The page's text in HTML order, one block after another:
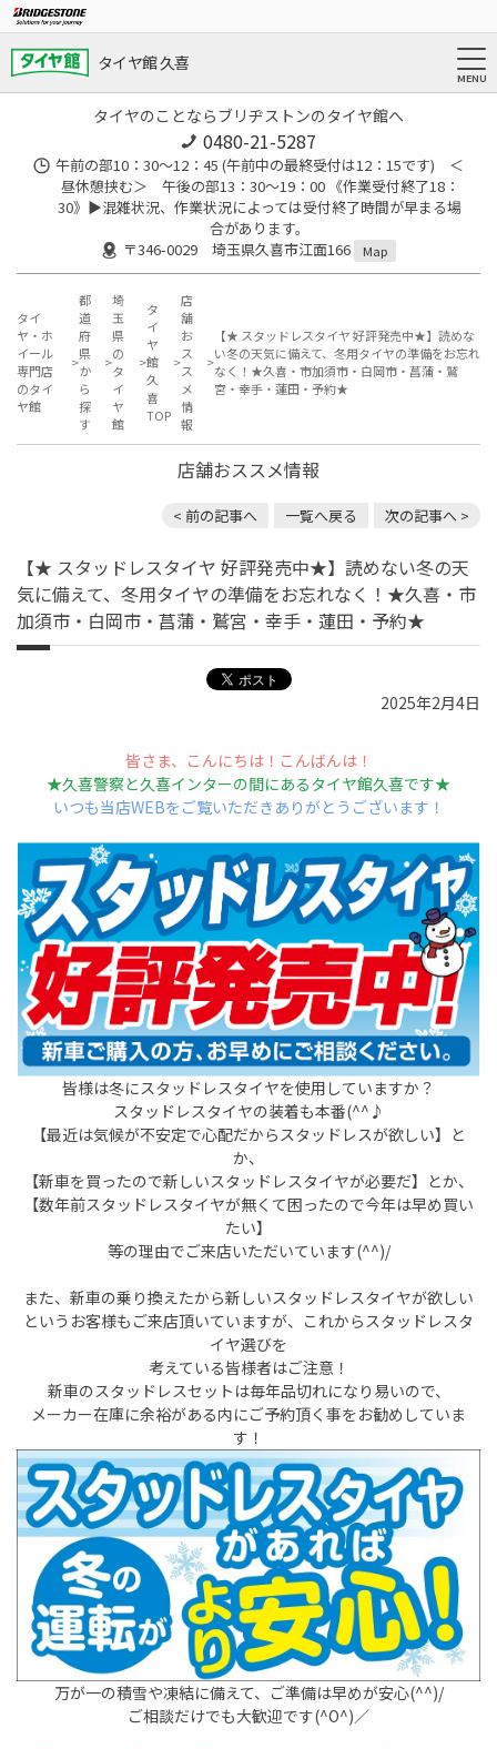
タイヤ館 久喜
タイヤのことならブリヂストンのタイヤ館へ
0480-21-5287
午前の部10：30～12：45 (午前中の最終受付は12：15です) ＜
昼休憩挟む＞ 午後の部13：30～19：00 《作業受付終了18：
30》▶︎混雑状況、作業状況によっては受付終了時間が早まる場
合があります。
〒346-0029 埼玉県久喜市江面166
Map
タイ
ヤ・ホ
イール
専門店
のタイ
ヤ館
都
道
府
県
か
ら
探
す
埼
玉
県
の
タ
イ
ヤ
館
タ
イ
ヤ
館
久
喜
TOP
店
舗
お
ス
ス
メ
情
報
【★ スタッドレスタイヤ 好評発売中★】読めな
い冬の天気に備えて、冬用タイヤの準備をお忘れ
なく！★久喜・市加須市・白岡市・菖蒲・鷲
宮・幸手・蓮田・予約★
店舗おススメ情報
< 前の記事へ 一覧へ戻る 次の記事へ >
【★ スタッドレスタイヤ 好評発売中★】読めない冬の天
気に備えて、冬用タイヤの準備をお忘れなく！★久喜・市
加須市・白岡市・菖蒲・鷲宮・幸手・蓮田・予約★
2025年2月4日
皆さま、こんにちは！こんばんは！
★久喜警察と久喜インターの間にあるタイヤ館久喜です★
いつも当店WEBをご覧いただきありがとうございます！
皆様は冬にスタッドレスタイヤを使用していますか？
スタッドレスタイヤの装着も本番(^^♪
【最近は気候が不安定で心配だからスタッドレスが欲しい】と
か、
【新車を買ったので新しいスタッドレスタイヤが必要だ】とか、
【数年前スタッドレスタイヤが無くて困ったので今年は早め買い
たい】
等の理由でご来店いただいています(^^)/
また、新車の乗り換えたから新しいスタッドレスタイヤが欲しい
というお客様もご来店頂いていますが、これからスタッドレスタ
イヤ選びを
考えている皆様者はご注意！
新車のスタッドレスセットは毎年品切れになり易いので、
メーカー在庫に余裕がある内にご予約頂く事をお勧めしていま
す！
万が一の積雪や凍結に備えて、ご準備は早めが安心(^^)/
ご相談だけでも大歓迎です(^O^)／